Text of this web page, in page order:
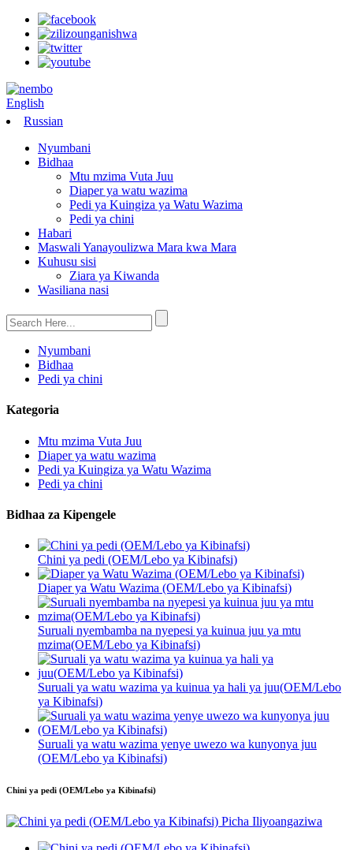
English
Russian
Nyumbani
Bidhaa
Mtu mzima Vuta Juu
Diaper ya watu wazima
Pedi ya Kuingiza ya Watu Wazima
Pedi ya chini
Habari
Maswali Yanayoulizwa Mara kwa Mara
Kuhusu sisi
Ziara ya Kiwanda
Wasiliana nasi
Nyumbani
Bidhaa
Pedi ya chini
Kategoria
Mtu mzima Vuta Juu
Diaper ya watu wazima
Pedi ya Kuingiza ya Watu Wazima
Pedi ya chini
Bidhaa za Kipengele
Chini ya pedi (OEM/Lebo ya Kibinafsi)
Diaper ya Watu Wazima (OEM/Lebo ya Kibinafsi)
Suruali nyembamba na nyepesi ya kuinua juu ya mtu
mzima(OEM/Lebo ya Kibinafsi)
Suruali ya watu wazima ya kuinua ya hali ya juu(OEM/Lebo
ya Kibinafsi)
Suruali ya watu wazima yenye uwezo wa kunyonya juu
(OEM/Lebo ya Kibinafsi)
Chini ya pedi (OEM/Lebo ya Kibinafsi)